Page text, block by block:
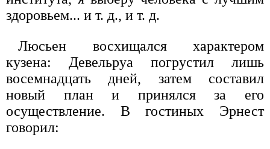
здоровьем... и т. д., и т. д.
Люсьен восхищался характером
кузена: Девельруа погрустил лишь
восемнадцать дней, затем составил
новый план и принялся за его
осуществление. В гостиных Эрнест
говорил: